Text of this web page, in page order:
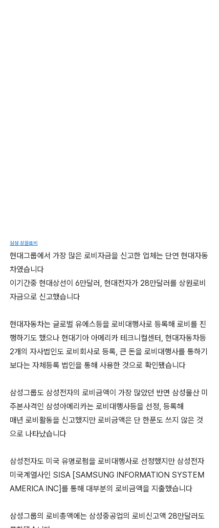
삼성 상원로비
현대그룹에서 가장 많은 로비자금을 신고한 업체는 단연 현대자동
차였습니다
이기간중 현대상선이 6만달러, 현대전자가 28만달러를 상원로비
자금으로 신고했습니다
현대자동차는 글로벌 유에스등을 로비대행사로 등록해 로비를 진
행하기도 했으나 현대기아 아메리카 테크니컬센터, 현대자동차등
2개의 자사법인도 로비회사로 등록, 큰 돈을 로비대행사를 통하기
보다는 자체등록 법인을 통해 사용한 것으로 확인됐습니다
삼성그룹도 삼성전자의 로비금액이 가장 많았던 반면 삼성물산 미
주본사격인 삼성아메리카는 로비대행사등을 선정, 등록해
매년 로비활동을 신고했지만 로비금액은 단 한푼도 쓰지 않은 것
으로 나타났습니다
삼성전자도 미국 유명로펌을 로비대행사로 선정했지만 삼성전자
미국계열사인 SISA [SAMSUNG INFORMATION SYSTEM
AMERICA INC]를 통해 대부분의 로비금액을 지출했습니다
삼성그룹의 로비총액에는 삼성중공업의 로비신고액 28만달러도